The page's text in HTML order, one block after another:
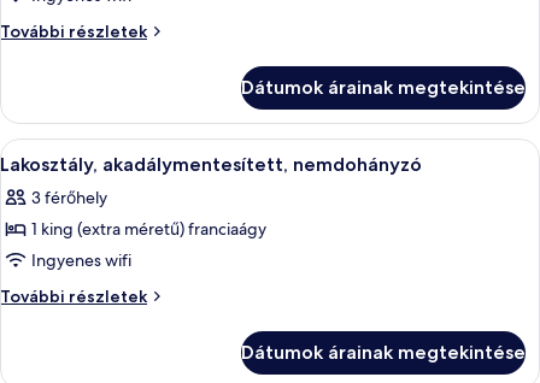
Nemdohányzó
megtekintése:
nemdohányzó
További részletek
Lakosztály,
részletei
Dátumok árainak megtekintése
A
következő
szoba
összes
képének
megtekintése:
nemdohányzó
Egy szállodai szoba, amelyben
4
Lakosztály, akadálymentesített, nemdohányzó
3 férőhely
1 king (extra méretű) franciaágy
Ingyenes wifi
További részletek
Lakosztály,
Dátumok árainak megtekintése